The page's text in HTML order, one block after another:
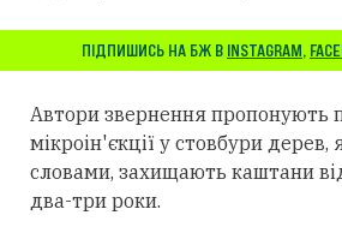
ПІДПИШИСЬ НА БЖ В INSTAGRAM,
Автори звернення пропонують
мікроін'єкції у стовбури дерев,
словами, захищають каштани
два-три роки.